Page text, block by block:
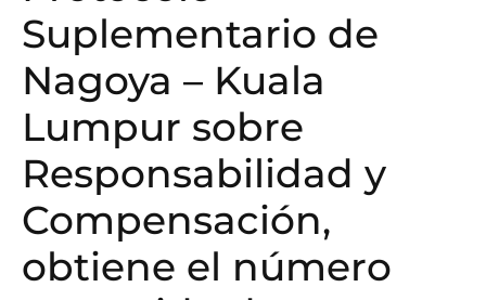
Suplementario de
Nagoya – Kuala
Lumpur sobre
Responsabilidad y
Compensación,
obtiene el número